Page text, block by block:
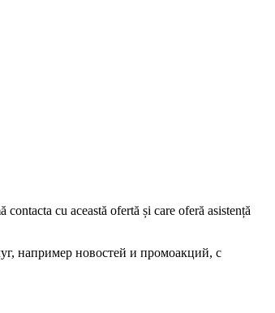
cu această ofertă și care oferă asistență
например новостей и промоакций, с